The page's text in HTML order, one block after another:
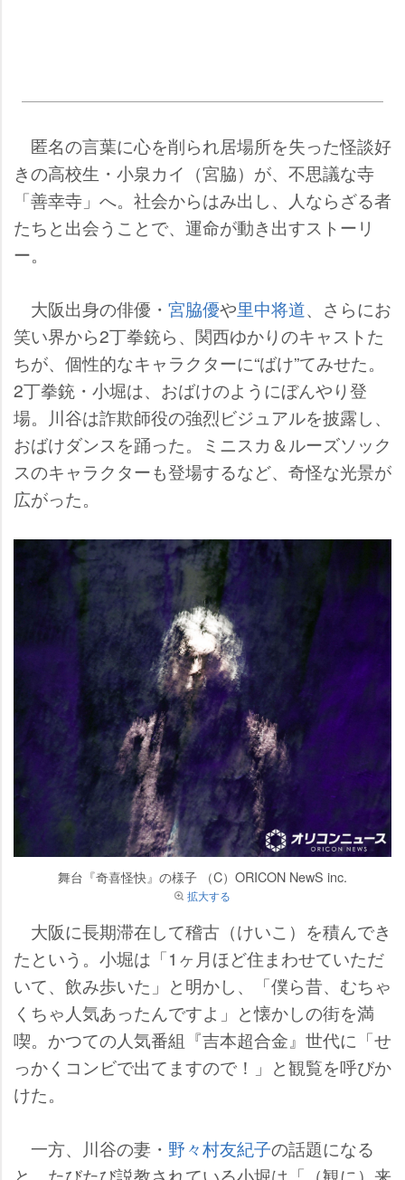
匿名の言葉に心を削られ居場所を失った怪談好
きの高校生・小泉カイ（宮脇）が、不思議な寺
「善幸寺」へ。社会からはみ出し、人ならざる者
たちと出会うことで、運命が動き出すストーリ
ー。
大阪出身の俳優・ 宮脇優 里中将道、さらにお
笑い界から2丁拳銃ら、関西ゆかりのキャストた
ちが、個性的なキャラクターに“ばけ”てみせた。
2丁拳銃・小堀は、おばけのようにぼんやり登
場。川谷は詐欺師役の強烈ビジュアルを披露し、
おばけダンスを踊った。ミニスカ＆ルーズソック
スのキャラクターも登場するなど、奇怪な光景が
広がった。
舞台『奇喜怪快』の様子 （C）ORICON NewS inc.
拡大する
大阪に長期滞在して稽古（けいこ）を積んでき
たという。小堀は「1ヶ月ほど住まわせていただ
いて、飲み歩いた」と明かし、「僕ら昔、むちゃ
くちゃ人気あったんですよ」と懐かしの街を満
喫。かつての人気番組『吉本超合金』世代に「せ
っかくコンビで出てますので！」と観覧を呼びか
けた。
一方、川谷の妻・ 野々村友紀子の話題になる
と、たびたび説教されている小堀は「（観に）来